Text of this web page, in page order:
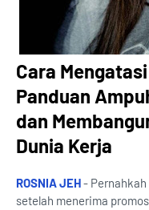
Cara
Panduan
dan
Dunia Kerja
ROSNIA JEH-
setelah menerima